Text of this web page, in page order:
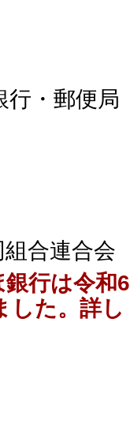
行・郵便局
組合連合会
行は令和
した。詳